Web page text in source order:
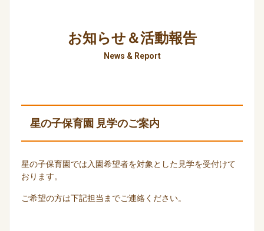
お知らせ＆活動報告
News & Report
星の子保育園 見学のご案内
星の子保育園では入園希望者を対象とした見学を受付けて
おります。
ご希望の方は下記担当までご連絡ください。